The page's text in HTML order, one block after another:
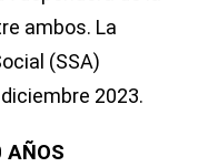
ambos. La
(SSA)
2023.
AÑOS